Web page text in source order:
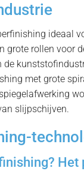
ideaal
grote rollen voor
de
met grote
slijpschijven.
Het